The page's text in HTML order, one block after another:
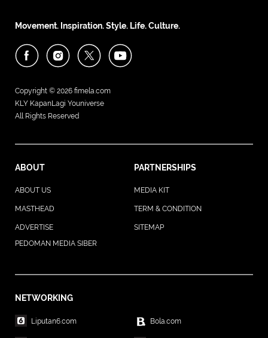
Movement. Inspiration. Style. Life. Culture.
Copyright © 2026 fimela.com
KLY KapanLagi Youniverse
All Rights Reserved
ABOUT PARTNERSHIPS
ABOUT US MEDIA KIT
MASTHEAD TERM & CONDITION
ADVERTISE
SITEMAP
PEDOMAN MEDIA SIBER
NETWORKING
Liputan6.com Bola.com